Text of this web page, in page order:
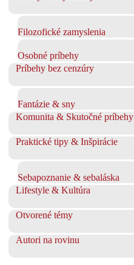
Filozofické zamyslenia
Osobné príbehy
Príbehy bez cenzúry
Fantázie & sny
Komunita & Skutočné príbehy
Praktické tipy & Inšpirácie
Sebapoznanie & sebaláska
Lifestyle & Kultúra
Otvorené témy
Autori na rovinu